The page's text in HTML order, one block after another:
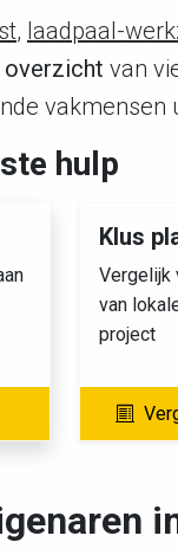
, laadpaal-
overzicht van
vakmensen
hulp
Klus
Vergelijk
van
project